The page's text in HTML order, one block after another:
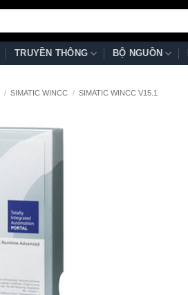
TRUYỀN THÔNG BỘ NGUỒN
/ SIMATIC WINCC / SIMATIC WINCC V15.1